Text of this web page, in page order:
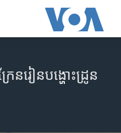
ែន​រៀន​បង្ហោះ​ដ្រូន